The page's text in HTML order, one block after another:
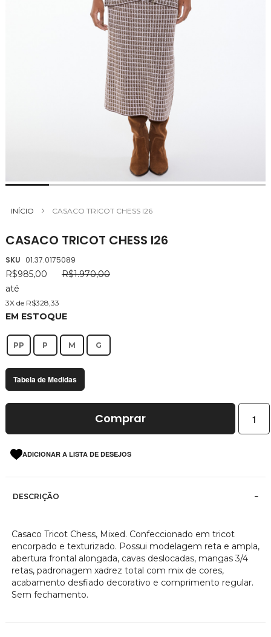
INÍCIO CASACO TRICOT CHESS I26
CASACO TRICOT CHESS I26
SKU 01.37.0175089
R$985,00
R$1.970,00
até
3X de R$328,33
EM ESTOQUE
PP P M G
Tabela de Medidas
Comprar
ADICIONAR A LISTA DE DESEJOS
DESCRIÇÃO
Casaco Tricot Chess, Mixed. Confeccionado em tricot
encorpado e texturizado. Possui modelagem reta e ampla,
abertura frontal alongada, cavas deslocadas, mangas 3/4
retas, padronagem xadrez total com mix de cores,
acabamento desfiado decorativo e comprimento regular.
Sem fechamento.
para
da
Galeria
de
imagens